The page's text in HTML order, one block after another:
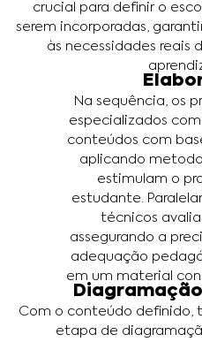
crucial para definir o
serem incorporadas,
às necessidades reais
Na sequência, os
especializados
conteúdos com
aplicando
estimulam o
estudante.
técnicos
assegurando a
adequação
em um material
Com o conteúdo definido,
etapa de